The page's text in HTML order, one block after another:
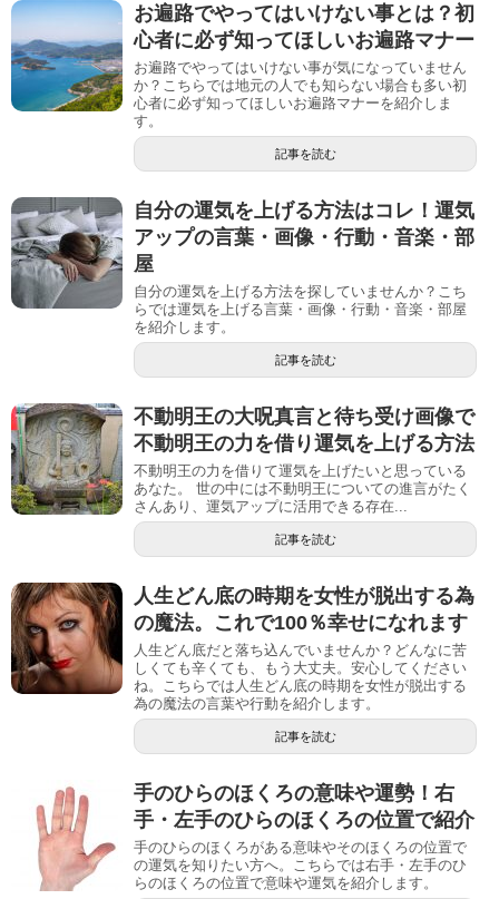
お遍路でやってはいけない事とは？初
心者に必ず知ってほしいお遍路マナー
お遍路でやってはいけない事が気になっていません
か？こちらでは地元の人でも知らない場合も多い初
心者に必ず知ってほしいお遍路マナーを紹介しま
す。
記事を読む
自分の運気を上げる方法はコレ！運気
アップの言葉・画像・行動・音楽・部
屋
自分の運気を上げる方法を探していませんか？こち
らでは運気を上げる言葉・画像・行動・音楽・部屋
を紹介します。
記事を読む
不動明王の大呪真言と待ち受け画像で
不動明王の力を借り運気を上げる方法
不動明王の力を借りて運気を上げたいと思っている
あなた。 世の中には不動明王についての進言がたく
さんあり、運気アップに活用できる存在...
記事を読む
人生どん底の時期を女性が脱出する為
の魔法。これで100％幸せになれます
人生どん底だと落ち込んでいませんか？どんなに苦
しくても辛くても、もう大丈夫。安心してください
ね。こちらでは人生どん底の時期を女性が脱出する
為の魔法の言葉や行動を紹介します。
記事を読む
手のひらのほくろの意味や運勢！右
手・左手のひらのほくろの位置で紹介
手のひらのほくろがある意味やそのほくろの位置で
の運気を知りたい方へ。こちらでは右手・左手のひ
らのほくろの位置で意味や運気を紹介します。